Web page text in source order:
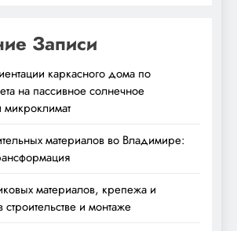
Записи
каркасного дома по
на пассивное солнечное
микроклимат
материалов во Владимире:
материалов, крепежа и
и монтаже